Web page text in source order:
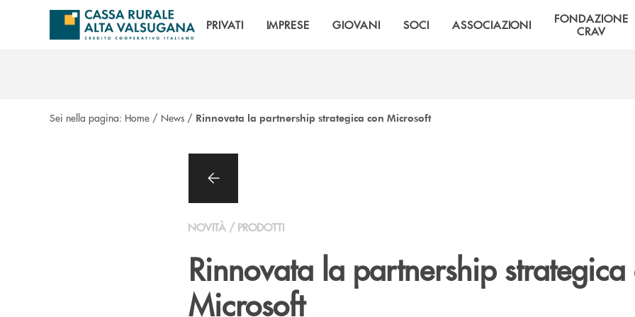
Salta al contenuto principale
PRIVATI IMPRESE GIOVANI SOCI ASSOCIAZIONI
FONDAZIONE
CRAV
Sei nella pagina: Home / News / Rinnovata la partnership strategica con Microsoft
NOVITÀ / PRODOTTI
Rinnovata la partnership strategica
Microsoft